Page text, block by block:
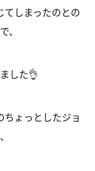
しまったのとの
、
した👌
ょっとしたジョ